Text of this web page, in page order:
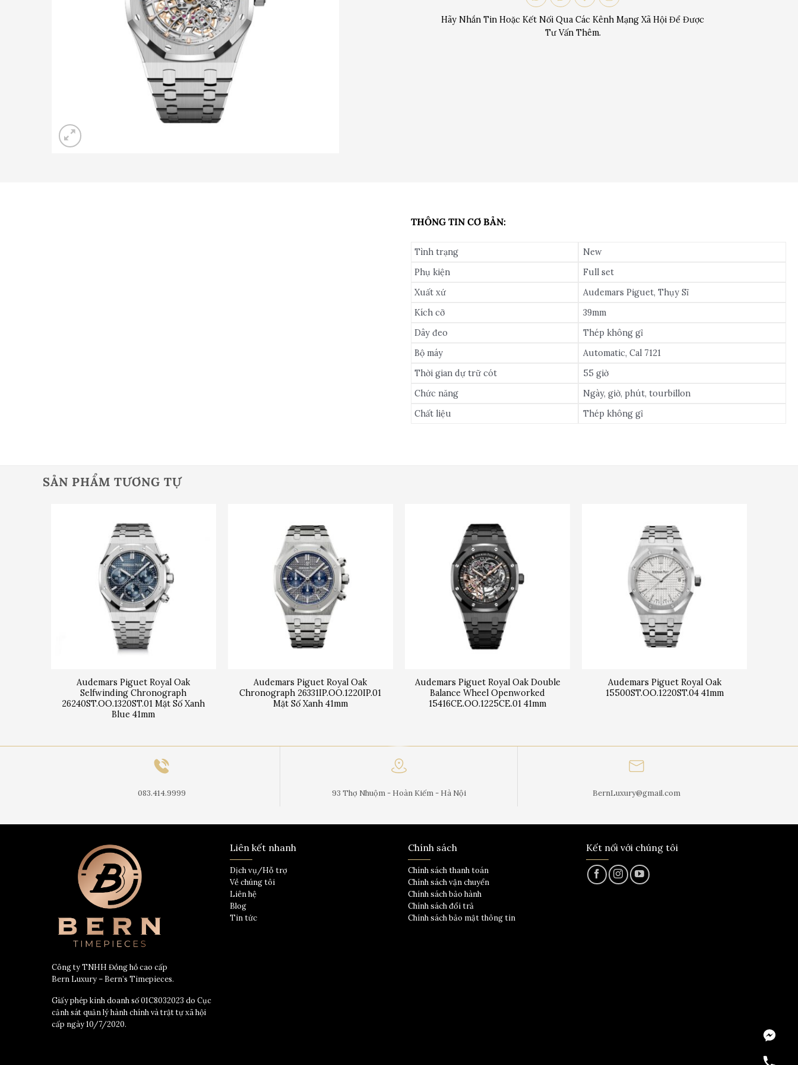
Hãy Nhắn Tin Hoặc Kết Nối Qua Các Kênh Mạng Xã Hội Để Được
Tư Vấn Thêm.
THÔNG TIN CƠ BẢN:
Tình trạng
New
Phụ kiện
Full set
Xuất xứ
Audemars Piguet, Thụy Sĩ
Kích cỡ
39mm
Dây đeo
Thép không gỉ
Bộ máy
Automatic, Cal 7121
Thời gian dự trữ cót
55 giờ
Chức năng
Ngày, giờ, phút, tourbillon
Chất liệu
Thép không gỉ
SẢN PHẨM TƯƠNG TỰ
Audemars Piguet Royal Oak
Selfwinding Chronograph
26240ST.OO.1320ST.01 Mặt Số Xanh
Blue 41mm
Audemars Piguet Royal Oak
Chronograph 26331IP.OO.1220IP.01
Mặt Số Xanh 41mm
Audemars Piguet Royal Oak Double
Balance Wheel Openworked
15416CE.OO.1225CE.01 41mm
Audemars Piguet Royal Oak
15500ST.OO.1220ST.04 41mm
083.414.9999 93 Thợ Nhuộm - Hoàn Kiếm - Hà Nội BernLuxury@gmail.com
Công ty TNHH Đồng hồ cao cấp
Bern Luxury – Bern’s Timepieces.
Giấy phép kinh doanh số 01C8032023 do Cục
cảnh sát quản lý hành chính và trật tự xã hội
cấp ngày 10/7/2020.
Liên kết nhanh
Dịch vụ/Hỗ trợ
Về chúng tôi
Liên hệ
Blog
Tin tức
Chính sách
Chính sách thanh toán
Chính sách vận chuyển
Chính sách bảo hành
Chính sách đổi trả
Chính sách bảo mật thông tin
Kết nối với chúng tôi